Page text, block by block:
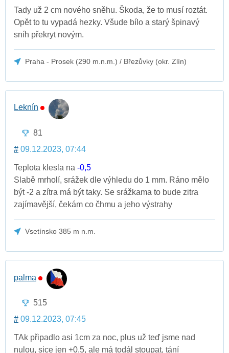
Tady už 2 cm nového sněhu. Škoda, že to musí roztát.
Opět to tu vypadá hezky. Všude bílo a starý špinavý
sníh překryt novým.
Praha - Prosek (290 m.n.m.) / Březůvky (okr. Zlín)
Leknín
81
# 09.12.2023, 07:44
Teplota klesla na -0,5
Slabě mrholí, srážek dle výhledu do 1 mm. Ráno mělo
být -2 a zítra má být taky. Se srážkama to bude zitra
zajímavější, čekám co čhmu a jeho výstrahy
Vsetínsko 385 m n.m.
palma
515
# 09.12.2023, 07:45
TAk připadlo asi 1cm za noc, plus už teď jsme nad
nulou, sice jen +0,5, ale má todál stoupat, tání